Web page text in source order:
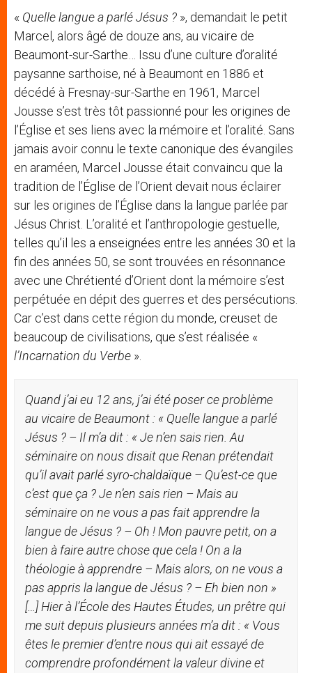
« Quelle langue a parlé Jésus ? », demandait le petit
Marcel, alors âgé de douze ans, au vicaire de
Beaumont-sur-Sarthe… Issu d’une culture d’oralité
paysanne sarthoise, né à Beaumont en 1886 et
décédé à Fresnay-sur-Sarthe en 1961, Marcel
Jousse s’est très tôt passionné pour les origines de
l’Église et ses liens avec la mémoire et l’oralité. Sans
jamais avoir connu le texte canonique des évangiles
en araméen, Marcel Jousse était convaincu que la
tradition de l’Église de l’Orient devait nous éclairer
sur les origines de l’Église dans la langue parlée par
Jésus Christ. L’oralité et l’anthropologie gestuelle,
telles qu’il les a enseignées entre les années 30 et la
fin des années 50, se sont trouvées en résonnance
avec une Chrétienté d’Orient dont la mémoire s’est
perpétuée en dépit des guerres et des persécutions.
Car c’est dans cette région du monde, creuset de
beaucoup de civilisations, que s’est réalisée «
l’Incarnation du Verbe ».
Quand j’ai eu 12 ans, j’ai été poser ce problème
au vicaire de Beaumont : « Quellelanguea parlé
Jésus ? – Ilm’a dit : «Je n’en sais rien. Au
séminaire on nous disait que Renan prétendait
qu’il avait parlé syro-chaldaïque – Qu’est-ce que
c’est que ça ? Je n’en sais rien – Mais au
séminaire on ne vous a pas fait apprendre la
langue de Jésus ? – Oh ! Mon pauvre petit, on a
bien à faire autre chose que cela ! On a la
théologie à apprendre – Mais alors, on ne vous a
pas appris la langue de Jésus ? – Eh bien non »
[… ] Hierà l’École des Hautes Études, un prêtre qui
me suit depuis plusieurs années m’a dit : « Vous
êtes le premier d’entre nous qui ait essayé de
comprendre profondément la valeur divine et